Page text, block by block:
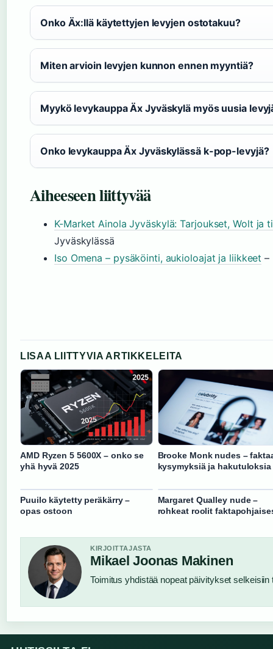
Onko Äx:llä käytettyjen levyjen ostotakuu?
Miten arvioin levyjen kunnon ennen myyntiä?
Myykö levykauppa Äx Jyväskylä myös uusia
Onko levykauppa Äx Jyväskylässä k-pop-levyjä?
Aiheeseen liittyvää
K-Market Ainola Jyväskylä: Tarjoukset, Wolt ja
Jyväskylässä
Iso Omena – pysäköinti, aukioloajat ja liikkeet –
LISAA LIITTYVIA ARTIKKELEITA
AMD Ryzen 5 5600X – onko se
yhä hyvä 2025
Brooke Monk nudes –
kysymyksiä ja hakutuloksia
Puuilo käytetty peräkärry –
opas ostoon
Margaret Qualley nude –
rohkeat roolit
KIRJOITTAJASTA
Mikael Joonas Makinen
Toimitus yhdistää nopeat päivitykset selkeisiin